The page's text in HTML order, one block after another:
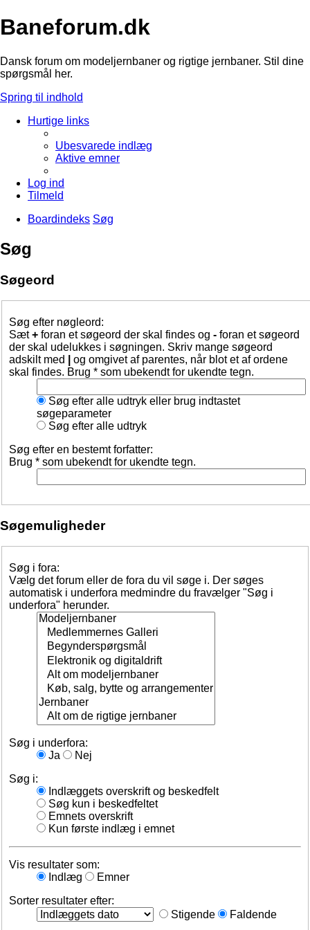
Baneforum.dk
Dansk forum om modeljernbaner og rigtige jernbaner. Stil dine
spørgsmål her.
Spring til indhold
Hurtige links
Ubesvarede indlæg
Aktive emner
Log ind
Tilmeld
Boardindeks Søg
Søg
Søgeord
Søg efter nøgleord:
Sæt+ foran et søgeord der skal findes og - foran et søgeord
der skal udelukkes i søgningen. Skriv mange søgeord
adskilt med
og omgivet af parentes, når blot et af ordene
skal findes. Brug * som ubekendt for ukendte tegn.
Søg efter alle udtryk eller brug indtastet
søgeparameter
Søg efter alle udtryk
Søg efter en bestemt forfatter:
Brug * som ubekendt for ukendte tegn.
Søgemuligheder
Søg i fora:
Vælg det forum eller de fora du vil søge i. Der søges
automatisk i underfora medmindre du fravælger "Søg i
underfora" herunder.
Søg i underfora:
Ja
Nej
Søg i:
Indlæggets overskrift og beskedfelt
Søg kun i beskedfeltet
Emnets overskrift
Kun første indlæg i emnet
Vis resultater som:
Indlæg
Emner
Sorter resultater efter:
Stigende
Faldende